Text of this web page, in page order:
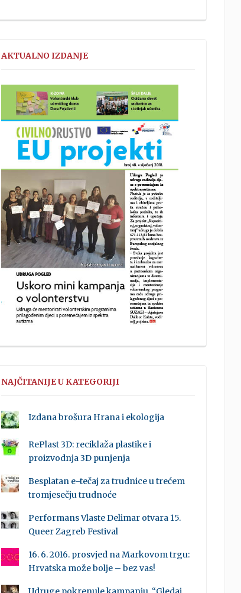
AKTUALNO IZDANJE
NAJČITANIJE U KATEGORIJI
Izdana brošura Hrana i ekologija
RePlast 3D: reciklaža plastike i
proizvodnja 3D punjenja
Besplatan e-tečaj za trudnice u trećem
tromjesečju trudnoće
Performans Vlaste Delimar otvara 15.
Queer Zagreb Festival
16. 6. 2016. prosvjed na Markovom trgu:
Hrvatska može bolje – bez vas!